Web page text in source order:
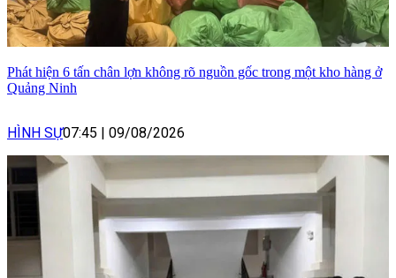
Phát hiện 6 tấn chân lợn không rõ nguồn gốc trong một kho hàng ở
Quảng Ninh
HÌNH SỰ07:45 09/08/2026